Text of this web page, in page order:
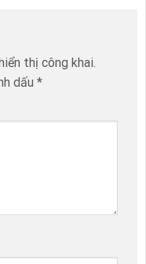
thị công khai.
dấu *